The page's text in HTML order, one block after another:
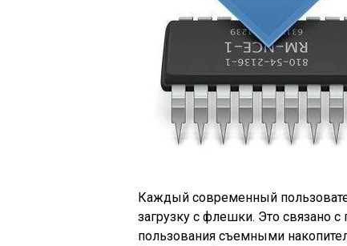
Каждый современный
загрузку с флешки. Это связано
пользования съемными